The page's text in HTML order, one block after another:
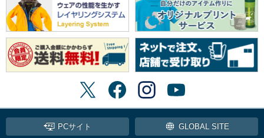
PCサイト GLOBAL SITE